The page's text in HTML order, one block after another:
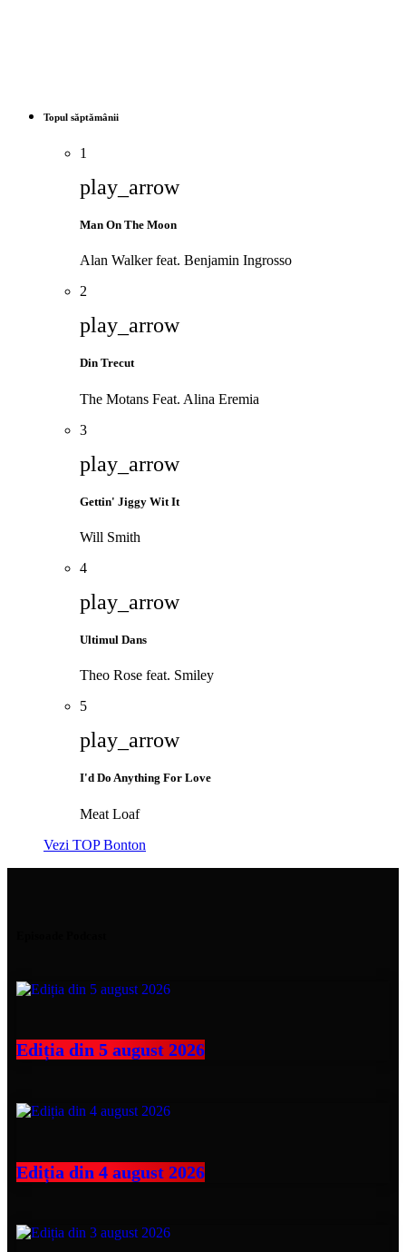
Topul săptămânii
1
play_arrow
Man On The Moon
Alan Walker feat. Benjamin Ingrosso
2
play_arrow
Din Trecut
The Motans Feat. Alina Eremia
3
play_arrow
Gettin' Jiggy Wit It
Will Smith
4
play_arrow
Ultimul Dans
Theo Rose feat. Smiley
5
play_arrow
I'd Do Anything For Love
Meat Loaf
Vezi TOP Bonton
Ediția din 5 august 2026
Ediția din 4 august 2026